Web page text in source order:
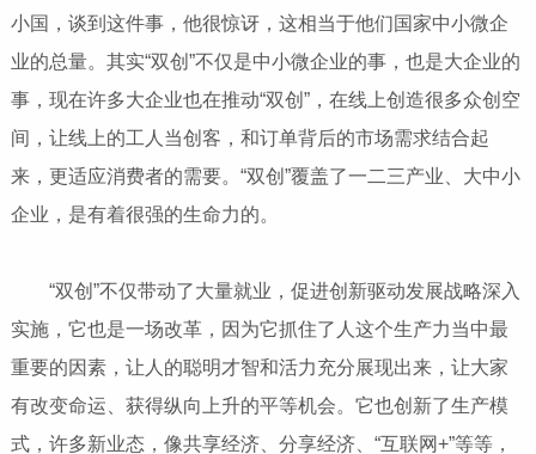
小国，谈到这件事，他很惊讶，这相当于他们国家中小微企
业的总量。其实“双创”不仅是中小微企业的事，也是大企业的
事，现在许多大企业也在推动“双创”，在线上创造很多众创空
间，让线上的工人当创客，和订单背后的市场需求结合起
来，更适应消费者的需要。“双创”覆盖了一二三产业、大中小
企业，是有着很强的生命力的。
“双创”不仅带动了大量就业，促进创新驱动发展战略深入
实施，它也是一场改革，因为它抓住了人这个生产力当中最
重要的因素，让人的聪明才智和活力充分展现出来，让大家
有改变命运、获得纵向上升的平等机会。它也创新了生产模
式，许多新业态，像共享经济、分享经济、“互联网+”等等，